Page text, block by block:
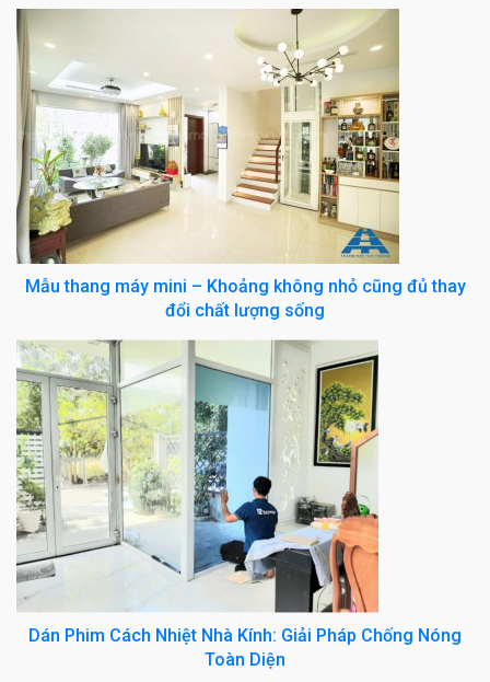
Mẫu thang máy mini – Khoảng không nhỏ cũng đủ thay
đổi chất lượng sống
Dán Phim Cách Nhiệt Nhà Kính: Giải Pháp Chống Nóng
Toàn Diện